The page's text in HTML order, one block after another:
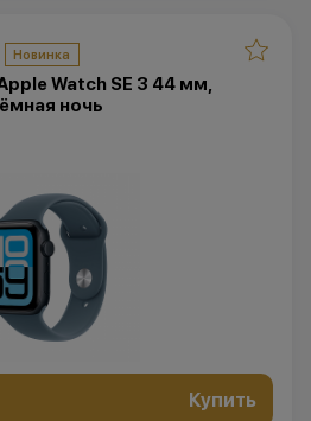
Новинка
Watch SE 3 44 мм,
ночь
Купить